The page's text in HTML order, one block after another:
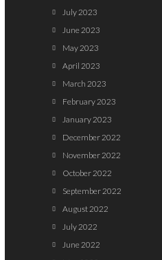
July 2023
June 2023
May 2023
April 2023
March 2023
February 2023
January 2023
December 2022
November 2022
October 2022
September 2022
August 2022
July 2022
June 2022